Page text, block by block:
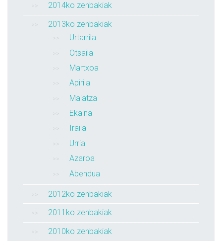
2014ko zenbakiak
2013ko zenbakiak
Urtarrila
Otsaila
Martxoa
Apirila
Maiatza
Ekaina
Iraila
Urria
Azaroa
Abendua
2012ko zenbakiak
2011ko zenbakiak
2010ko zenbakiak